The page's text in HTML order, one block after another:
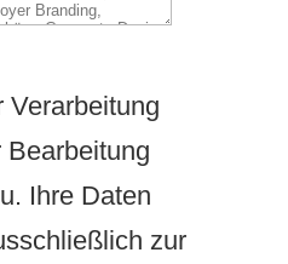
Bearbeitung
Ihre Daten
zur